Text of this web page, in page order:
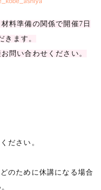
料準備の関係で開催7日
きます。
問い合わせください。
ださい。
のために休講になる場合